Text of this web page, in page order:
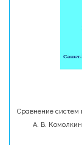
Сравнение систем
А. В.